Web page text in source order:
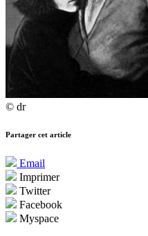
© dr
Partager cet article
Email
Imprimer
Twitter
Facebook
Myspace